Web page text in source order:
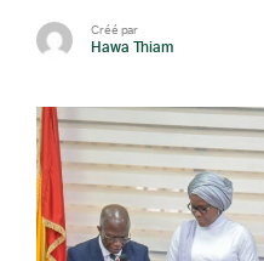
Créé par
Hawa Thiam